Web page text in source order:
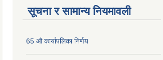
सूचना र सामान्य नियमावली
65 औ कार्यापलिका निर्णय